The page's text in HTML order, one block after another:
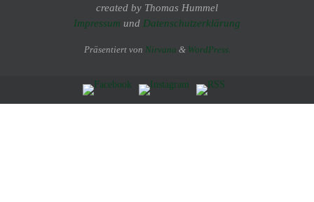
created by Thomas Hummel
Impressum und Datenschutzerklärung
Präsentiert von Nirvana & WordPress.